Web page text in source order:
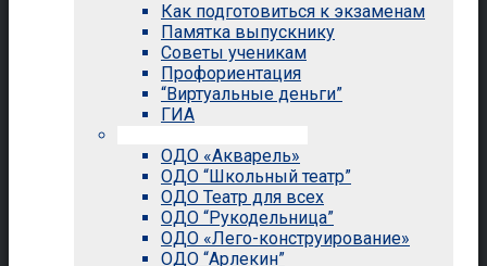
Как подготовиться к экзаменам
Памятка выпускнику
Советы ученикам
Профориентация
“Виртуальные деньги”
ГИА
ОДО «Акварель»
ОДО “Школьный театр”
ОДО Театр для всех
ОДО “Рукодельница”
ОДО «Лего-конструирование»
ОДО “Арлекин”